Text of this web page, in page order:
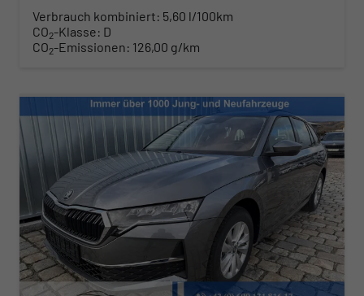
Verbrauch kombiniert: 5,60 l/100km
CO2-Klasse: D
CO2-Emissionen: 126,00 g/km